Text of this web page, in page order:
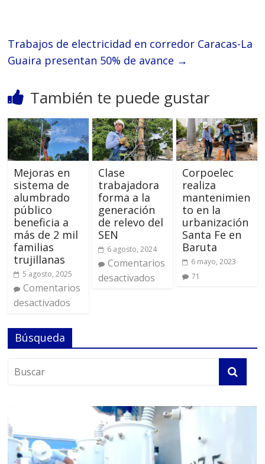
Trabajos de electricidad en corredor Caracas-La
Guaira presentan 50% de avance →
También te puede gustar
Mejoras en
sistema de
alumbrado
público
beneficia a
más de 2 mil
familias
trujillanas
5 agosto, 2025
Comentarios
desactivados
Clase
trabajadora
forma a la
generación
de relevo del
SEN
6 agosto, 2024
Comentarios
desactivados
Corpoelec
realiza
mantenimien
to en la
urbanización
Santa Fe en
Baruta
6 mayo, 2023
71
Búsqueda